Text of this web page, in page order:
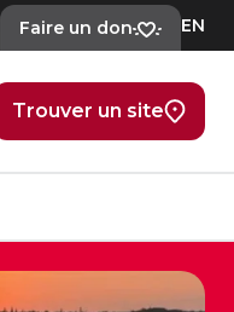
Faire un don EN
Trouver un site